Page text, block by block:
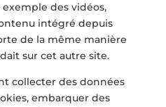
des vidéos,
intégré depuis
de la même manière
sur cet autre site.
collecter des données
embarquer des